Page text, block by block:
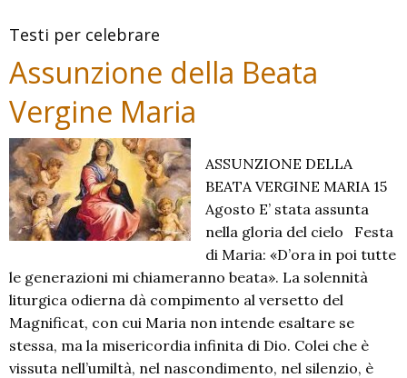
Testi per celebrare
Assunzione della Beata
Vergine Maria
ASSUNZIONE DELLA
BEATA VERGINE MARIA 15
Agosto E’ stata assunta
nella gloria del cielo Festa
di Maria: «D’ora in poi tutte
le generazioni mi chiameranno beata». La solennità
liturgica odierna dà compimento al versetto del
Magnificat, con cui Maria non intende esaltare se
stessa, ma la misericordia infinita di Dio. Colei che è
vissuta nell’umiltà, nel nascondimento, nel silenzio, è